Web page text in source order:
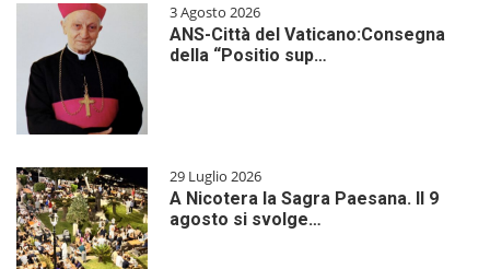
3 Agosto 2026
ANS-Città del Vaticano:Consegna
della “Positio sup…
29 Luglio 2026
A Nicotera la Sagra Paesana. Il 9
agosto si svolge…